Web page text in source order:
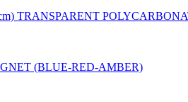
TRANSPARENT
(BLUE-RED-AMBER)